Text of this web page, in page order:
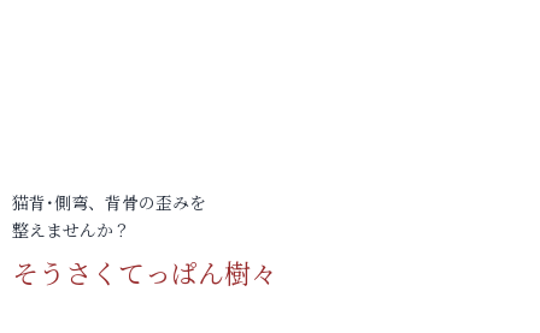
猫背･側弯、背骨の歪みを
整えませんか？
そうさくてっぱん樹々